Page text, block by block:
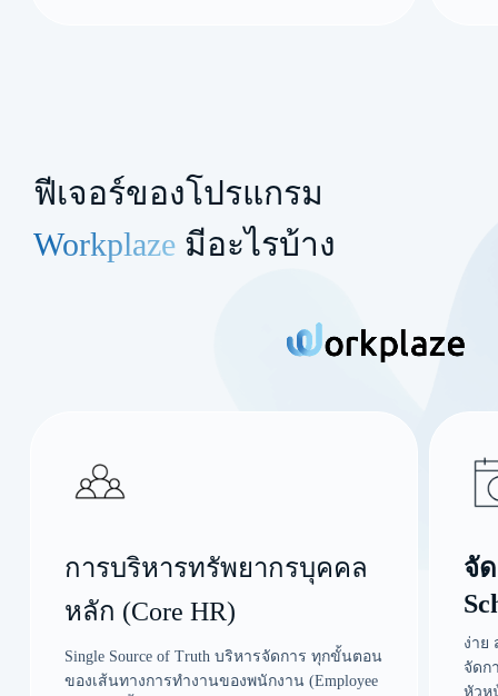
ฟีเจอร์ของโปรแกรม
Workplaze มีอะไรบ้าง
การบริหารทรัพยากรบุคคล
หลัก (Core HR)
Single Source of Truth บริหารจัดการ ทุกขั้นตอน
ของเส้นทางการทำงานของพนักงาน (Employee
จั
ง่าย
จัดก
หัวห